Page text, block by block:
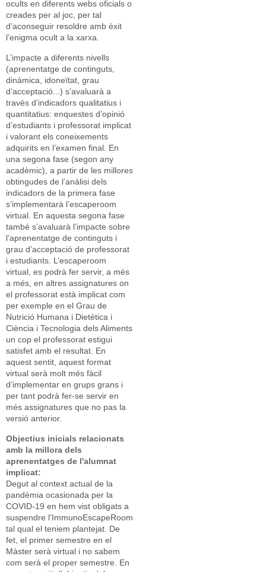
ocults en diferents webs oficials o
creades per al joc, per tal
d’aconseguir resoldre amb èxit
l’enigma ocult a la xarxa.
L’impacte a diferents nivells
(aprenentatge de continguts,
dinàmica, idoneïtat, grau
d’acceptació...) s’avaluarà a
través d’indicadors qualitatius i
quantitatius: enquestes d’opinió
d’estudiants i professorat implicat
i valorant els coneixements
adquirits en l’examen final. En
una segona fase (segon any
acadèmic), a partir de les millores
obtingudes de l’anàlisi dels
indicadors de la primera fase
s’implementarà l’escaperoom
virtual. En aquesta segona fase
també s’avaluarà l’impacte sobre
l’aprenentatge de continguts i
grau d’acceptació de professorat
i estudiants. L’escaperoom
virtual, es podrà fer servir, a més
a més, en altres assignatures on
el professorat està implicat com
per exemple en el Grau de
Nutrició Humana i Dietètica i
Ciència i Tecnologia dels Aliments
un cop el professorat estigui
satisfet amb el resultat. En
aquest sentit, aquest format
virtual serà molt més fàcil
d’implementar en grups grans i
per tant podrà fer-se servir en
més assignatures que no pas la
versió anterior.
Objectius inicials relacionats
amb la millora dels
aprenentatges de l'alumnat
implicat:
Degut al context actual de la
pandèmia ocasionada per la
COVID-19 en hem vist obligats a
suspendre l’ImmunoEscapeRoom
tal qual el teniem plantejat. De
fet, el primer semestre en el
Màster serà virtual i no sabem
com serà el proper semestre. En